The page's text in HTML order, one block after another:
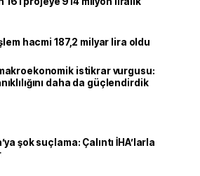
hacmi 187,2 milyar lira oldu
istikrar vurgusu:
daha da güçlendirdik
şok suçlama: Çalıntı İHA’larla